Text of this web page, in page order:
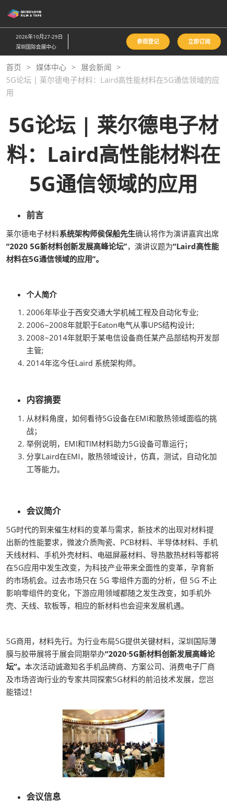
接
跳
至
内
容
2026年10月27-29日
深圳国际会展中心
参观登记 立即订阅
首页 媒体中心
展会新闻
5G论坛 | 莱尔德电子材料：Laird高性能材料在5G通信领域的应
用
5G论坛 | 莱尔德电子材
料：Laird高性能材料在
5G通信领域的应用
前言
莱尔德电子材料系统架构师侯保船先生确认将作为演讲嘉宾出席
“2020 5G新材料创新发展高峰论坛”，演讲议题为“Laird高性能
材料在5G通信领域的应用”。
个人简介
2006年毕业于西安交通大学机械工程及自动化专业;
2006~2008年就职于Eaton电气从事UPS结构设计;
2008~2014年就职于某电信设备商任某产品部结构开发部
主管;
2014年迄今任Laird 系统架构师。
内容摘要
从材料角度，如何看待5G设备在EMI和散热领域面临的挑
战；
举例说明，EMI和TIM材料助力5G设备可靠运行；
分享Laird在EMI，散热领域设计，仿真，测试，自动化加
工等能力。
会议简介
5G时代的到来催生材料的变革与需求，新技术的出现对材料提
出新的性能要求，微波介质陶瓷、PCB材料、半导体材料、手机
天线材料、手机外壳材料、电磁屏蔽材料、导热散热材料等都将
在5G应用中发生改变，为科技产业带来全面性的变革，孕育新
的市场机会。过去市场只在 5G 零组件方面的分析，但 5G 不止
影响零组件的变化，下游应用领域都随之发生改变，如手机外
壳、天线、软板等，相应的新材料也会迎来发展机遇。
5G商用，材料先行。为行业布局5G提供关键材料，深圳国际薄
膜与胶带展将于展会同期举办“2020·5G新材料创新发展高峰论
坛”。 本次活动诚邀知名手机品牌商、方案公司、消费电子厂商
及市场咨询行业的专家共同探索5G材料的前沿技术发展，您岂
能错过！
会议信息